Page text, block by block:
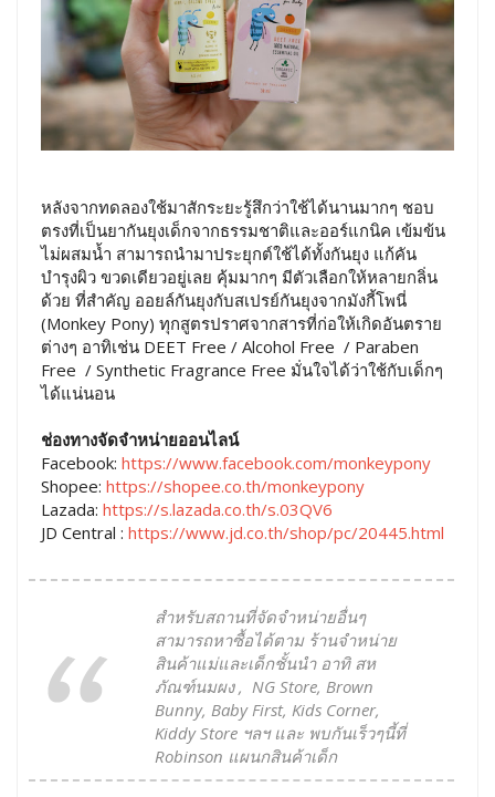
หลังจากทดลองใช้มาสักระยะรู้สึกว่าใช้ได้นานมากๆ ชอบ
ตรงที่เป็นยากันยุงเด็กจากธรรมชาติและออร์แกนิค เข้มข้น
ไม่ผสมน้ำ สามารถนำมาประยุกต์ใช้ได้ทั้งกันยุง แก้คัน
บำรุงผิว ขวดเดียวอยู่เลย คุ้มมากๆ มีตัวเลือกให้หลายกลิ่น
ด้วย ที่สำคัญ ออยล์กันยุงกับสเปรย์กันยุงจากมังกี้โพนี่
(Monkey Pony) ทุกสูตรปราศจากสารที่ก่อให้เกิดอันตราย
ต่างๆ อาทิเช่น DEET Free / Alcohol Free / Paraben
Free / Synthetic Fragrance Free มั่นใจได้ว่าใช้กับเด็กๆ
ได้แน่นอน
ช่องทางจัดจำหน่ายออนไลน์
Facebook: https://www.facebook.com/monkeypony
Shopee: https://shopee.co.th/monkeypony
Lazada: https://s.lazada.co.th/s.03QV6
JD Central : https://www.jd.co.th/shop/pc/20445.html
สำหรับสถานที่จัดจำหน่ายอื่นๆ
สามารถหาซื้อได้ตาม ร้านจำหน่าย
สินค้าแม่และเด็กชั้นนำ อาทิ สห
ภัณฑ์นมผง , NG Store, Brown
Bunny, Baby First, Kids Corner,
Kiddy Store ฯลฯ และ พบกันเร็วๆนี้ที่
Robinson แผนกสินค้าเด็ก